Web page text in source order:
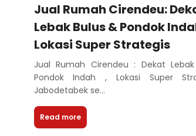
Jual Rumah Cirendeu:
Lebak Bulus & Pondok
Lokasi Super Strategis
Jual Rumah Cirendeu : Dekat
Pondok Indah , Lokasi Super
Jabodetabek se...
Read more